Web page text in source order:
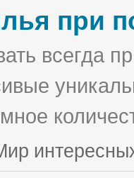
при
всегда